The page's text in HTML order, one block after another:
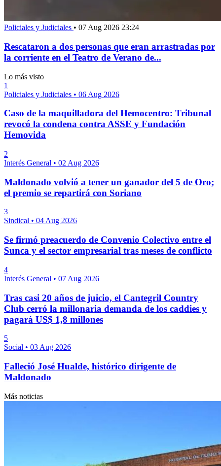
Policiales y Judiciales • 07 Aug 2026 23:24
Rescataron a dos personas que eran arrastradas por
la corriente en el Teatro de Verano de...
Lo más visto
1
Policiales y Judiciales • 06 Aug 2026
Caso de la maquilladora del Hemocentro: Tribunal
revocó la condena contra ASSE y Fundación
Hemovida
2
Interés General • 02 Aug 2026
Maldonado volvió a tener un ganador del 5 de Oro;
el premio se repartirá con Soriano
3
Sindical • 04 Aug 2026
Se firmó preacuerdo de Convenio Colectivo entre el
Sunca y el sector empresarial tras meses de conflicto
4
Interés General • 07 Aug 2026
Tras casi 20 años de juicio, el Cantegril Country
Club cerró la millonaria demanda de los caddies y
pagará US$ 1,8 millones
5
Social • 03 Aug 2026
Falleció José Hualde, histórico dirigente de
Maldonado
Más noticias